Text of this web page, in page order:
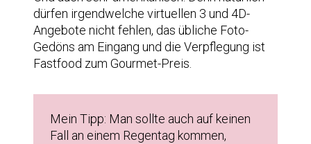
dürfen irgendwelche virtuellen 3 und 4D-
Angebote nicht fehlen, das übliche Foto-
Gedöns am Eingang und die Verpflegung ist
Fastfood zum Gourmet-Preis.
Mein Tipp: Man sollte auch auf keinen
Fall an einem Regentag kommen,